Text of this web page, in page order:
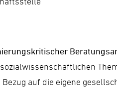
auf die eigene